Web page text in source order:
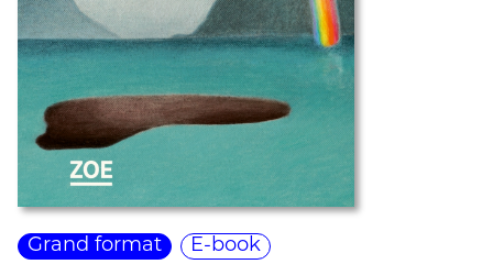
Contact
Mentions légales
Newsletter
Grand format E-book